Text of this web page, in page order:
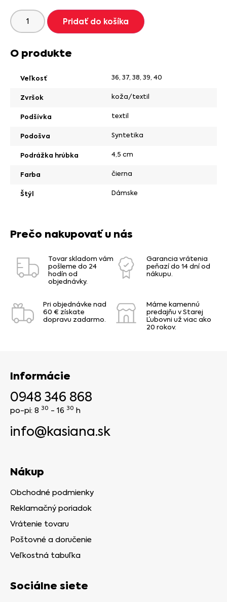
Pridať do košíka
O produkte
Veľkosť 36, 37, 38, 39, 40
Zvršok koža/textil
Podšívka textil
Podošva Syntetika
Podrážka hrúbka 4,5 cm
Farba čierna
Štýl Dámske
Prečo nakupovať u nás
Tovar skladom vám
pošleme do 24
hodín od
objednávky.
Garancia vrátenia
peňazí do 14 dní od
nákupu.
Pri objednávke nad
60 € získate
dopravu zadarmo.
Máme kamennú
predajňu v Starej
Ľubovni už viac ako
20 rokov.
Informácie
0948 346 868
po-pi: 8 30 - 16 30 h
info@kasiana.sk
Nákup
Obchodné podmienky
Reklamačný poriadok
Vrátenie tovaru
Poštovné a doručenie
Veľkostná tabuľka
Sociálne siete